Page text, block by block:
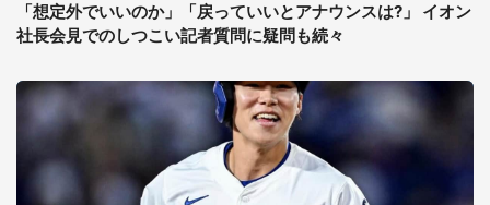
「想定外でいいのか」「戻っていいとアナウンスは?」 イオン
社長会見でのしつこい記者質問に疑問も続々